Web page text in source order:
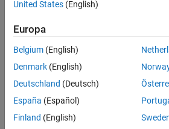
sesión
su
cuenta
empleo
Dirección de correo electrónico
United States (English)
Europa
Belgium (English)
Denmark (English)
Deutschland (Deutsch)
España (Español)
Finland (English)